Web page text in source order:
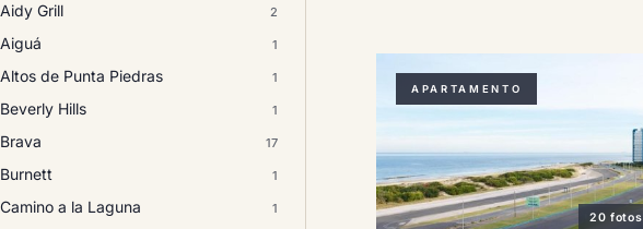
Aidy Grill 2
Aiguá 1
Altos de Punta Piedras 1
Beverly Hills 1
Brava 17
Burnett 1
Camino a la Laguna 1
APARTAMENTO
20 fotos